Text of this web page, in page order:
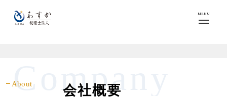
MENU
About
Company
会社概要